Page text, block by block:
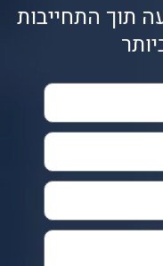
תוך התחייבות